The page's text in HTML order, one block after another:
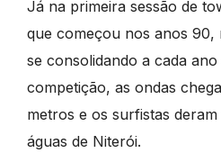
Já na primeira sessão de
que começou nos anos 90,
se consolidando a cada
competição, as ondas
metros e os surfistas
águas de Niterói.